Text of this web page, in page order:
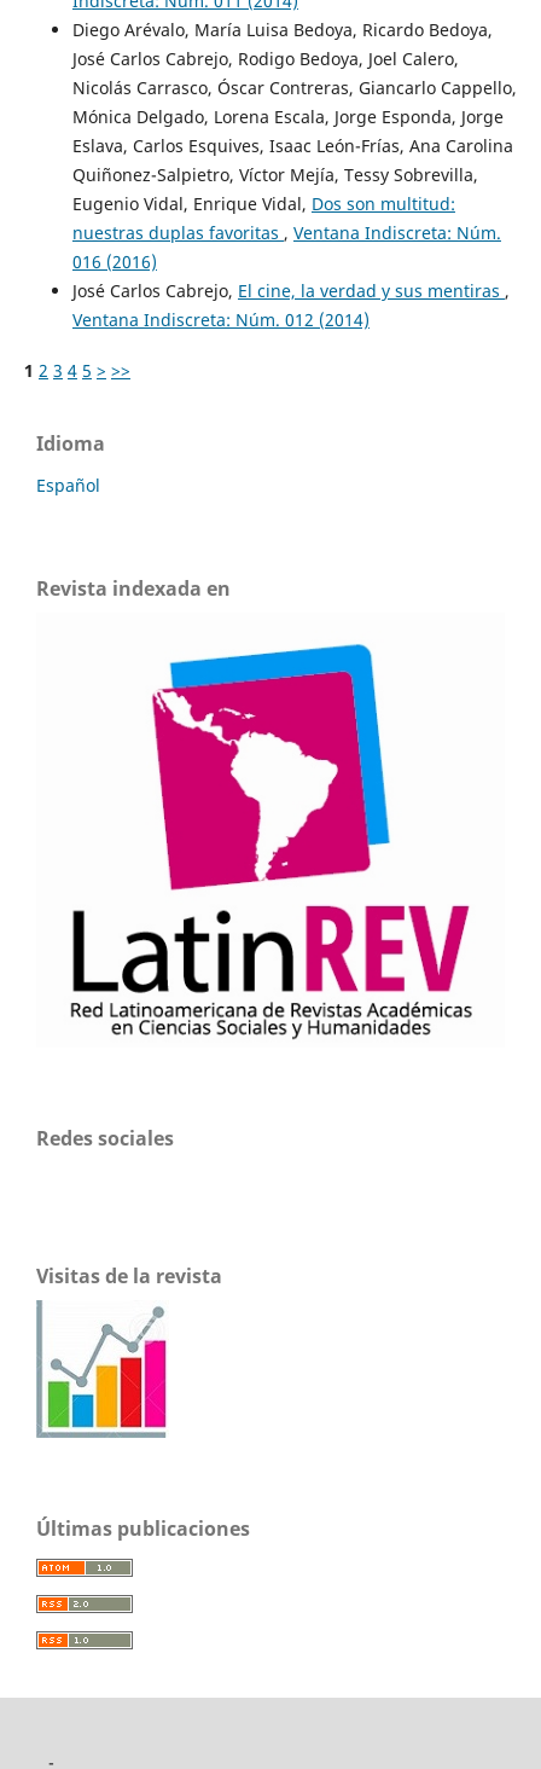
Diego Arévalo, María Luisa Bedoya, Ricardo Bedoya,
José Carlos Cabrejo, Rodigo Bedoya, Joel Calero,
Nicolás Carrasco, Óscar Contreras, Giancarlo Cappello,
Mónica Delgado, Lorena Escala, Jorge Esponda, Jorge
Eslava, Carlos Esquives, Isaac León-Frías, Ana Carolina
Quiñonez-Salpietro, Víctor Mejía, Tessy Sobrevilla,
Eugenio Vidal, Enrique Vidal, Dos son multitud:
nuestras duplas favoritas , Ventana Indiscreta: Núm.
016 (2016)
José Carlos Cabrejo, El cine, la verdad y sus mentiras ,
Ventana Indiscreta: Núm. 012 (2014)
1 2 3 4 5 > >>
Idioma
Español
Revista indexada en
Redes sociales
Visitas de la revista
Últimas publicaciones
-